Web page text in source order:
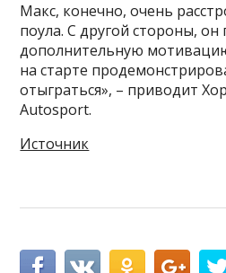
Макс, конечно, очень
поула. С другой стороны, он
дополнительную
на старте
отыграться», – приводит
Autosport.
Источник